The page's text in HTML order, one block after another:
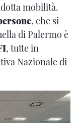
mobilità.
, che si
di Palermo è
, tutte in
Nazionale di